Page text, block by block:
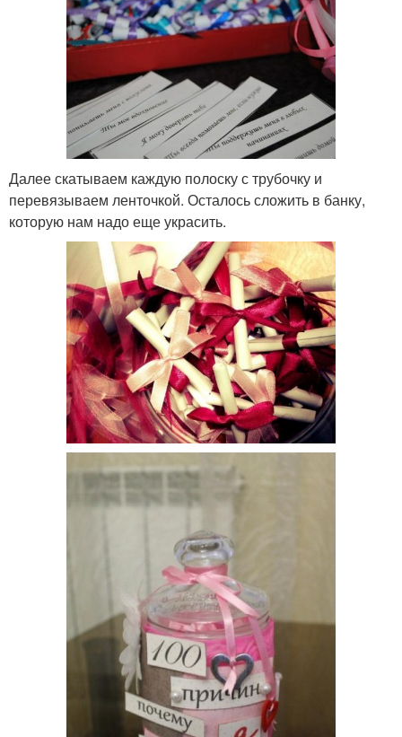
Далее скатываем каждую полоску с трубочку и
перевязываем ленточкой. Осталось сложить в банку,
которую нам надо еще украсить.